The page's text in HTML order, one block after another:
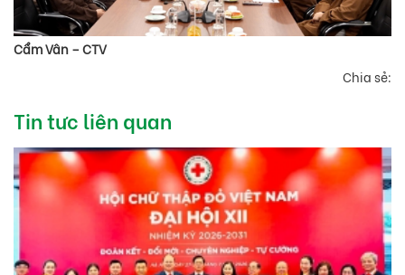
Cẩm Vân – CTV
Chia sẻ:
Tin tưc liên quan